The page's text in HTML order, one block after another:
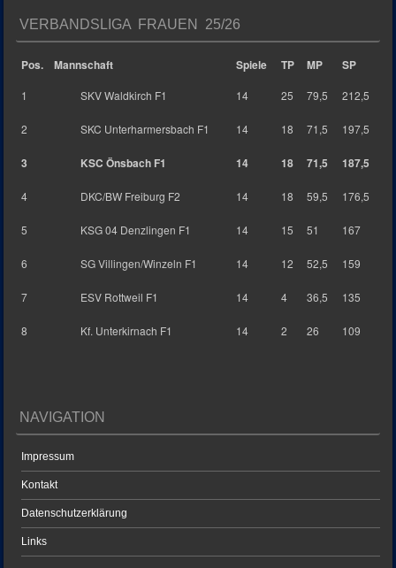
VERBANDSLIGA FRAUEN 25/26
Pos. Mannschaft Spiele TP MP SP
1 SKV Waldkirch F1 14 25 79,5 212,5
2 SKC Unterharmersbach F1 14 18 71,5 197,5
3 KSC Önsbach F1 14 18 71,5 187,5
4 DKC/BW Freiburg F2 14 18 59,5 176,5
5 KSG 04 Denzlingen F1 14 15 51 167
6 SG Villingen/Winzeln F1 14 12 52,5 159
7 ESV Rottweil F1 14 4 36,5 135
8 Kf. Unterkirnach F1 14 2 26 109
NAVIGATION
Impressum
Kontakt
Datenschutzerklärung
Links